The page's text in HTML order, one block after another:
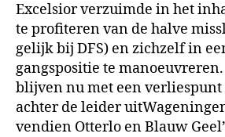
Excelsior verzuimde in het
te profiteren van de halve
gelijk bij DFS) en zichzelf in
gangspositie te
blijven nu met een ver­liespunt
achter de lei­der
vendien Otterlo en Blauw